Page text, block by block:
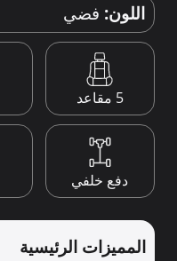
اللون: فضي
5 مقاعد
دفع خلفي
المميزات الرئيسية